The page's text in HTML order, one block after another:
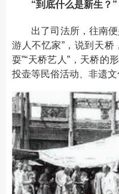
“到底什么是新生？”
出了司法所，往南便
游人不忆家”，说到天桥
耍”“天桥艺人”，天桥的
投壶等民俗活动、非遗文